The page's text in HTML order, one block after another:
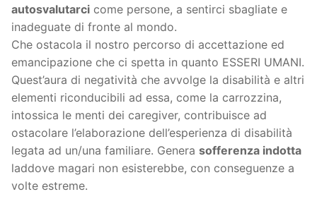
autosvalutarci come persone, a sentirci sbagliate e
inadeguate di fronte al mondo.
Che ostacola il nostro percorso di accettazione ed
emancipazione che ci spetta in quanto ESSERI UMANI.
Quest’aura di negatività che avvolge la disabilità e altri
elementi riconducibili ad essa, come la carrozzina,
intossica le menti dei caregiver, contribuisce ad
ostacolare l’elaborazione dell’esperienza di disabilità
legata ad un/una familiare. Genera sofferenza indotta
laddove magari non esisterebbe, con conseguenze a
volte estreme.